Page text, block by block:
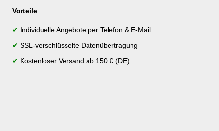
Vorteile
✔ Individuelle Angebote per Telefon & E-Mail
✔ SSL-verschlüsselte Datenübertragung
✔ Kostenloser Versand ab 150 € (DE)